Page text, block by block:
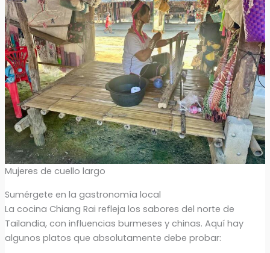
Mujeres de cuello largo
Sumérgete en la gastronomía local
La cocina Chiang Rai refleja los sabores del norte de
Tailandia, con influencias burmeses y chinas. Aquí hay
algunos platos que absolutamente debe probar: